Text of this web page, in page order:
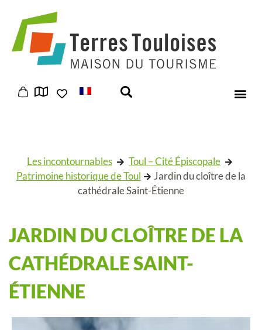
Les incontournables
Toul – Cité Épiscopale
Patrimoine historique de Toul
Jardin du cloître de la
cathédrale Saint-Étienne
JARDIN DU CLOÎTRE DE LA
CATHÉDRALE SAINT-
ÉTIENNE